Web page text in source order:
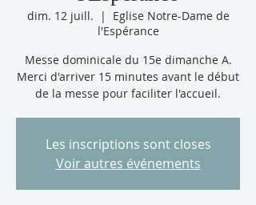
dim. 12 juill.
  |
Eglise Notre-Dame de
l'Espérance
Messe dominicale du 15e dimanche A.
Merci d'arriver 15 minutes avant le début
de la messe pour faciliter l'accueil.
Les inscriptions sont closes
Voir autres événements